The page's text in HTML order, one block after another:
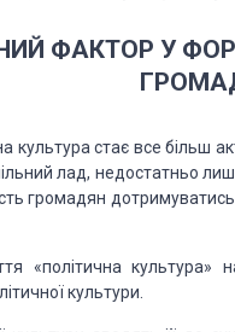
ФАКТОР У
культура стає все більш
лад, недостатньо
громадян
«політична культура»
культури.